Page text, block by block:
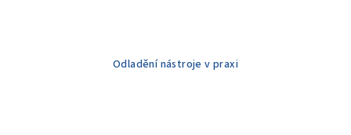
Odladění nástroje v praxi